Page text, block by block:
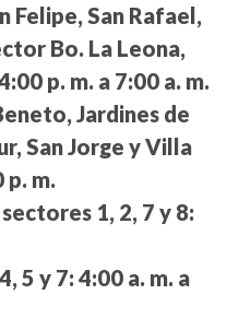
Felipe, San Rafael,
Bo. La Leona,
p. m. a 7:00 a. m.
Jardines de
San Jorge y Villa
p. m.
1, 2, 7 y 8:
5 y 7: 4:00 a. m. a